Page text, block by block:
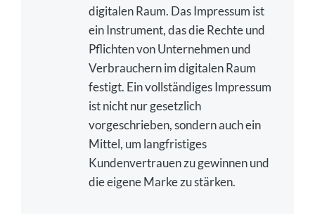
digitalen Raum. Das Impressum ist
ein Instrument, das die Rechte und
Pflichten von Unternehmen und
Verbrauchern im digitalen Raum
festigt. Ein vollständiges Impressum
ist nicht nur gesetzlich
vorgeschrieben, sondern auch ein
Mittel, um langfristiges
Kundenvertrauen zu gewinnen und
die eigene Marke zu stärken.